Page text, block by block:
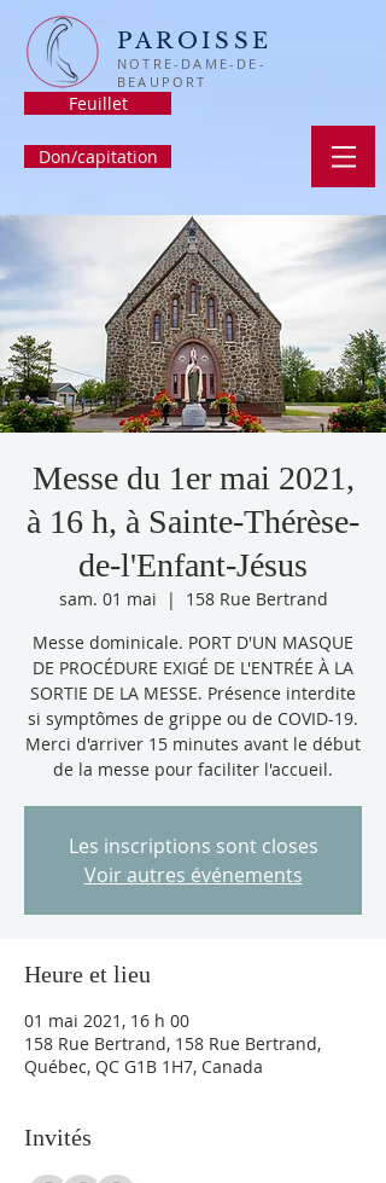
PAROISSE
NOTRE-DAME-DE-
BEAUPORT
Feuillet
Don/capitation
Messe du 1er mai 2021,
à 16 h, à Sainte-Thérèse-
de-l'Enfant-Jésus
sam. 01 mai
  |
158 Rue Bertrand
Messe dominicale. PORT D'UN MASQUE
DE PROCÉDURE EXIGÉ DE L'ENTRÉE À LA
SORTIE DE LA MESSE. Présence interdite
si symptômes de grippe ou de COVID-19.
Merci d'arriver 15 minutes avant le début
de la messe pour faciliter l'accueil.
Les inscriptions sont closes
Voir autres événements
Heure et lieu
01 mai 2021, 16 h 00
158 Rue Bertrand, 158 Rue Bertrand,
Québec, QC G1B 1H7, Canada
Invités